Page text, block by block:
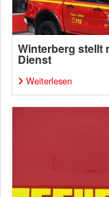
Winterberg stellt
Dienst
Weiterlesen